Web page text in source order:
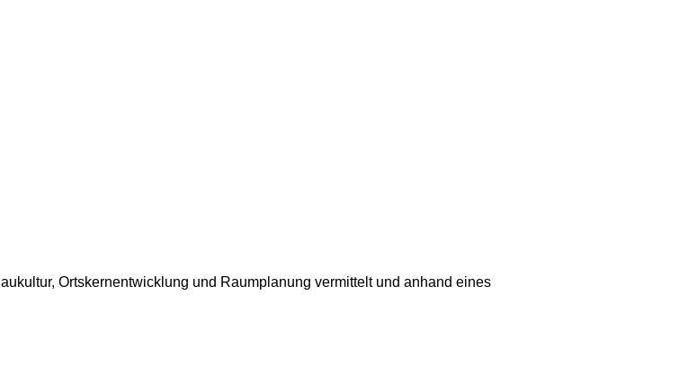
Ortskernentwicklung und Raumplanung vermittelt und anhand eines